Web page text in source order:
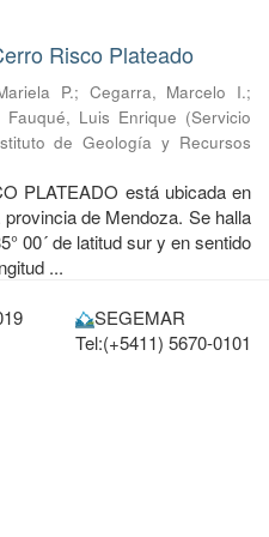
Risco Plateado
P.; Cegarra, Marcelo I.;
Fauqué, Luis Enrique (Servicio
de Geología y Recursos
PLATEADO está ubicada en
de Mendoza. Se halla
00´ de latitud sur y en sentido
...
SEGEMAR
Tel:(+5411) 5670-0101